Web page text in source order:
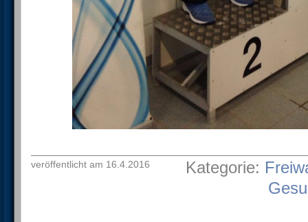
veröffentlicht am 16.4.2016 Kategorie: